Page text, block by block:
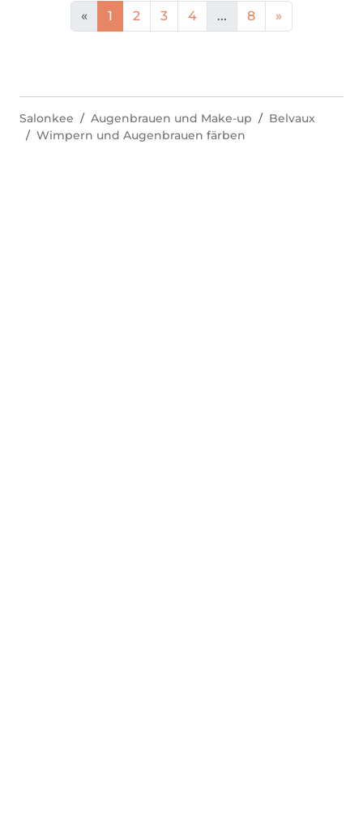
« 1 2 3 4 ... 8 »
Salonkee Augenbrauen und Make-up
Belvaux
Wimpern und Augenbrauen färben